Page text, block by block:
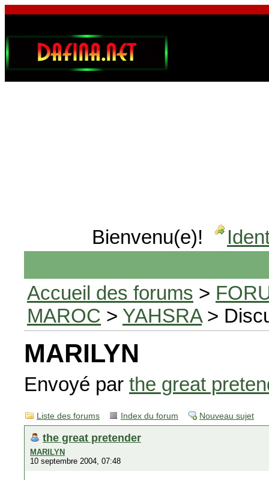
Bienvenu(e)!
Accueil des forums >
MAROC > YAHSRA>
MARILYN
Envoyé par the great
Liste des forums Index du forum Nouveau sujet
the great pretender
MARILYN
10 septembre 2004, 07:48